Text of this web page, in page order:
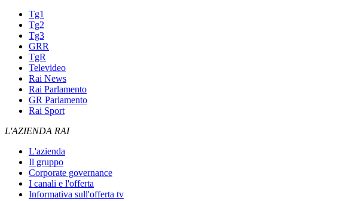
Tg1
Tg2
Tg3
GRR
TgR
Televideo
Rai News
Rai Parlamento
GR Parlamento
Rai Sport
L'AZIENDA RAI
L'azienda
Il gruppo
Corporate governance
I canali e l'offerta
Informativa sull'offerta tv